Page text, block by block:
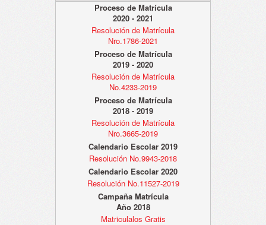
Proceso de Matrícula
2020 - 2021
Resolución de Matrícula
Nro.1786-2021
Proceso de Matrícula
2019 - 2020
Resolución de Matrícula
No.4233-2019
Proceso de Matrícula
2018 - 2019
Resolución de Matrícula
Nro.3665-2019
Calendario Escolar 2019
Resolución No.9943-2018
Calendario Escolar 2020
Resolución No.11527-2019
Campaña Matrícula
Año 2018
Matriculalos Gratis